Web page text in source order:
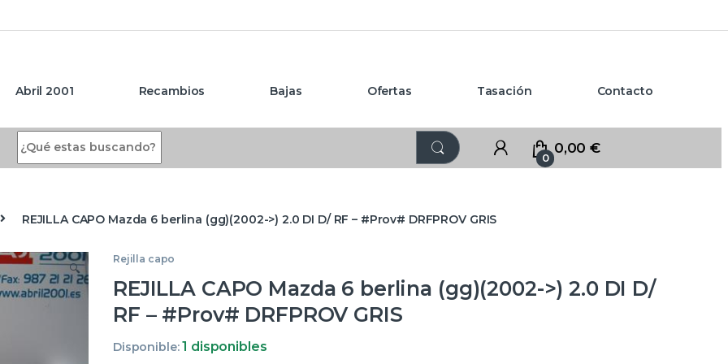
Abril 2001 Recambios Bajas Ofertas Tasación Contacto
0
0,00€
REJILLA CAPO Mazda 6 berlina (gg)(2002->) 2.0 DI D/ RF – #Prov# DRFPROV GRIS
🔍
Rejilla capo
REJILLA CAPO Mazda 6 berlina (gg)(2002->) 2.0 DI D/
RF – #Prov# DRFPROV GRIS
Disponible:1 disponibles